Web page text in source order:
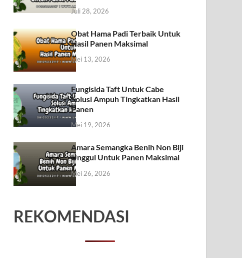
Juli 28, 2026
Obat Hama Padi Terbaik Untuk
Hasil Panen Maksimal
Mei 13, 2026
Fungisida Taft Untuk Cabe
Solusi Ampuh Tingkatkan Hasil
Panen
Mei 19, 2026
Amara Semangka Benih Non Biji
Unggul Untuk Panen Maksimal
Mei 26, 2026
REKOMENDASI